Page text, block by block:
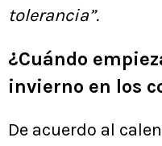
tolerancia”.
¿Cuándo
invierno en los
De acuerdo al